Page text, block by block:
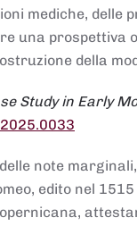
mediche,
una prospettiva
della
Study in Early
note
edito nel